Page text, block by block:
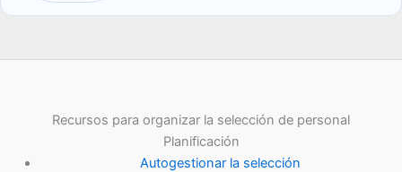
Recursos para organizar la selección de personal
Planificación
Autogestionar la selección